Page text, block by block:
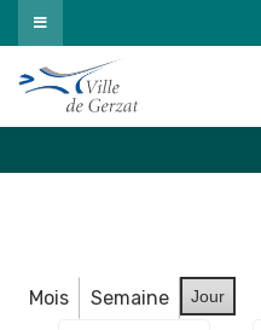
Passer
au
contenu
Mois Semaine Jour